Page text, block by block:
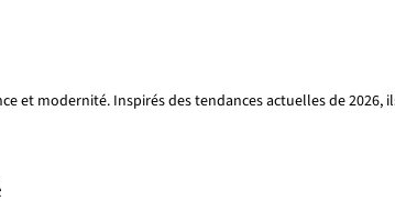
et modernité. Inspirés des tendances actuelles de